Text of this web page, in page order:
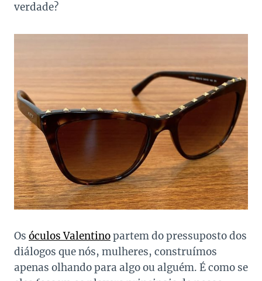
verdade?
Os óculos Valentinopartem do pressuposto dos
diálogos que nós, mulheres, construímos
apenas olhando para algo ou alguém. É como se